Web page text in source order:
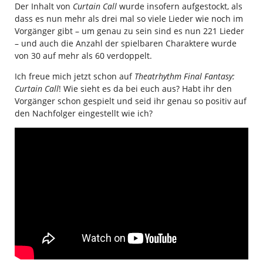
Der Inhalt von Curtain Call wurde insofern aufgestockt, als
dass es nun mehr als drei mal so viele Lieder wie noch im
Vorgänger gibt – um genau zu sein sind es nun 221 Lieder
– und auch die Anzahl der spielbaren Charaktere wurde
von 30 auf mehr als 60 verdoppelt.
Ich freue mich jetzt schon auf Theatrhythm Final Fantasy:
Curtain Call! Wie sieht es da bei euch aus? Habt ihr den
Vorgänger schon gespielt und seid ihr genau so positiv auf
den Nachfolger eingestellt wie ich?